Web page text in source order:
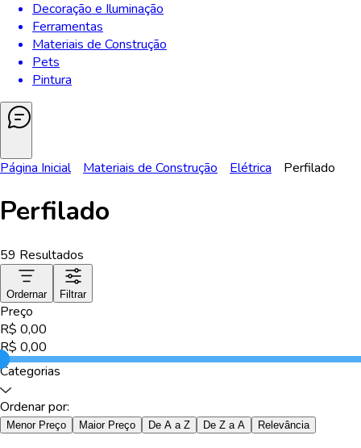
Decoração e Iluminação
Ferramentas
Materiais de Construção
Pets
Pintura
Página Inicial Materiais de Construção Elétrica Perfilado
Perfilado
59 Resultados
Ordernar Filtrar
Preço
R$ 0,00
R$ 0,00
Categorias
Ordenar por:
Menor Preço Maior Preço De A a Z De Z a A Relevância